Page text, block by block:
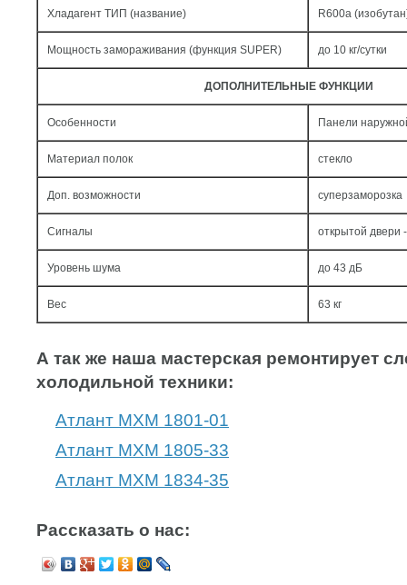
Хладагент ТИП (название) R600a
Мощность замораживания (функция SUPER) до 10 кг/cутки
ДОПОЛНИТЕЛЬНЫЕ ФУНКЦИИ
Особенности Панели
Материал полок стекло
Доп. возможности суперзаморозка
Сигналы открытой двери
Уровень шума до 43 дБ
Вес 63 кг
А так же наша мастерская ремонтирует
холодильной техники:
Атлант МХМ 1801-01
Атлант МХМ 1805-33
Атлант МХМ 1834-35
Рассказать о нас: